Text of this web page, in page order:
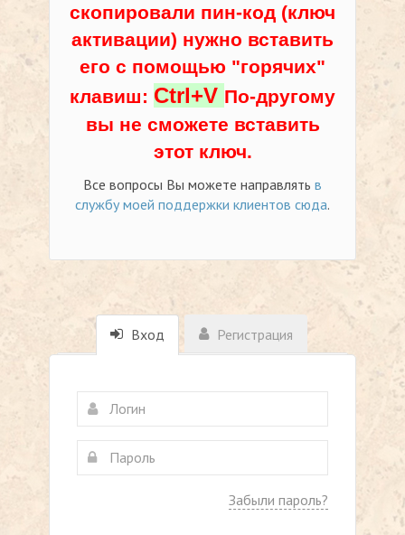
скопировали пин-код (ключ
активации) нужно вставить
его с помощью "горячих"
клавиш: Ctrl+V По-другому
вы не сможете вставить
этот ключ.
Все вопросы Вы можете направлять в
службу моей поддержки клиентов сюда.
Вход Регистрация
Забыли пароль?